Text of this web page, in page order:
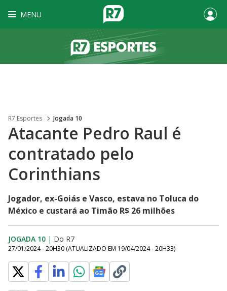
MENU
R7 Esportes Jogada 10
Atacante Pedro Raul é
contratado pelo
Corinthians
Jogador, ex-Goiás e Vasco, estava no Toluca do
México e custará ao Timão R$ 26 milhões
JOGADA 10 | Do R7
27/01/2024 - 20H30 (ATUALIZADO EM 19/04/2024 - 20H33)